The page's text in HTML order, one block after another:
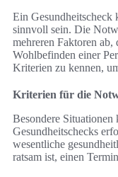
Ein Gesundheitscheck
sinnvoll sein. Die
mehreren Faktoren ab,
Wohlbefinden einer
Kriterien zu kennen,
Kriterien für die
Besondere
Gesundheitschecks
wesentliche
ratsam ist, einen